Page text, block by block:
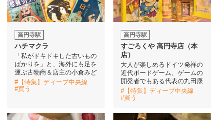
高円寺駅
ハチマクラ
「私がドキドキした古いもの
ばかりを」と、海外にも足を
運ぶ古物商＆店主の小倉みど
#【特集】ディープ中央線
#買う
高円寺駅
すごろくや 高円寺店（本
店）
大人が楽しめるドイツ発祥の
近代ボードゲーム。ゲームの
開発者でもある代表の丸田康
#【特集】ディープ中央線
#買う